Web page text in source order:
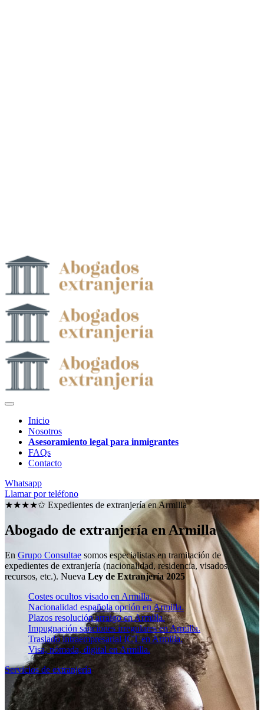
Inicio
Nosotros
Asesoramiento legal para inmigrantes
FAQs
Contacto
Whatsapp
Llamar por teléfono
★★★★✩ Expedientes de extranjería enArmilla
Abogado de extranjería en Armilla
En Grupo Consultae somos especialistas en tramitación de
expedientes de extranjería (nacionalidad, residencia, visados,
recursos, etc.). Nueva Ley de Extranjería 2025
Costes ocultos visado en Armilla.
Nacionalidad española opción en Armilla.
Plazos resolución arraigo en Armilla.
Impugnación sanciones irregulares en Armilla.
Traslado intraempresarial ICT en Armilla.
Visa, nómada, digital en Armilla.
Servicios de extranjería